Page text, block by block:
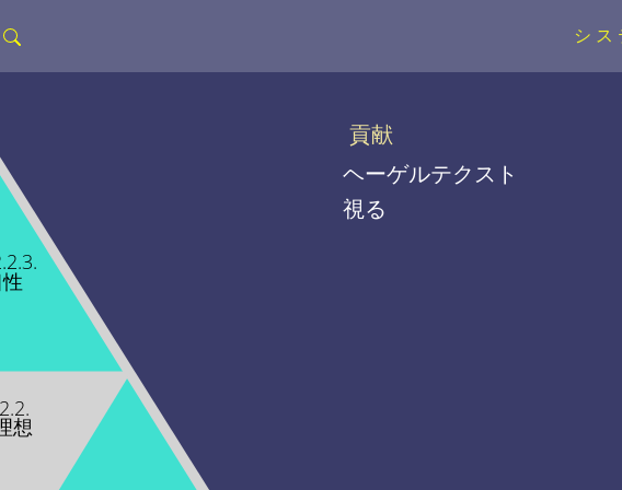
シス
想
貢献
ヘーゲルテクスト
視る